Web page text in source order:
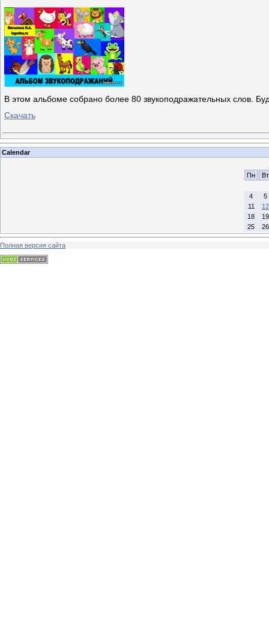
В этом альбоме собрано более 80 звукоподражательных слов.
Скачать
Calendar
Пн
Вт
4
5
11
12
18
19
25
26
Полная версия сайта